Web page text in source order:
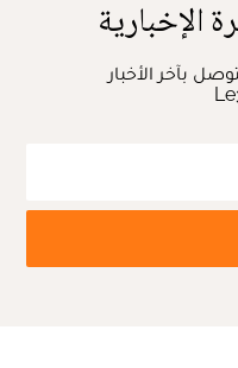
الإخبارية
بآخر الأخبار